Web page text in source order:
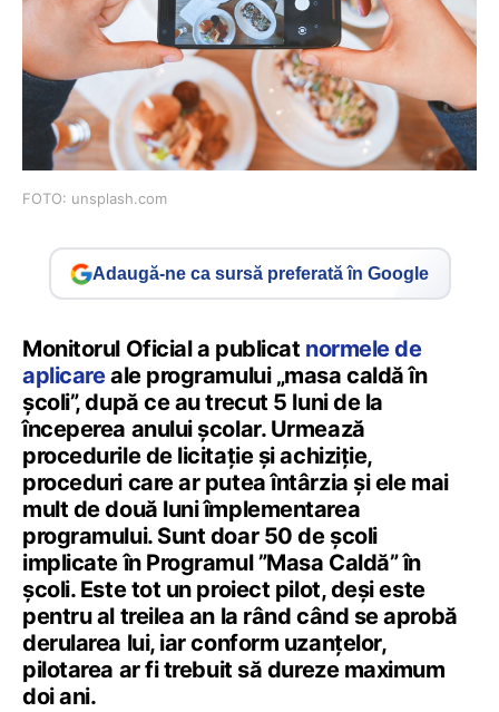
FOTO: unsplash.com
Adaugă-ne ca sursă preferată în Google
Monitorul Oficial a publicat normele de
aplicareale programului „masa caldă în
şcoli”, după ce au trecut 5 luni de la
începerea anului școlar. Urmează
procedurile de licitaţie şi achiziţie,
proceduri care ar putea întârzia şi ele mai
mult de două luni împlementarea
programului. Sunt doar 50 de școli
implicate în Programul ”Masa Caldă” în
școli. Este tot un proiect pilot, deși este
pentru al treilea an la rând când se aprobă
derularea lui, iar conform uzanțelor,
pilotarea ar fi trebuit să dureze maximum
doi ani.